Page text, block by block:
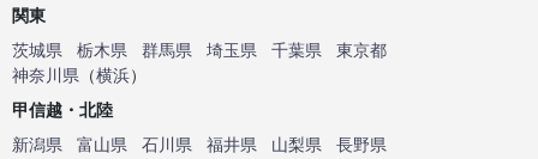
関東
茨城県
栃木県 群馬県 埼玉県 千葉県
東京都
神奈川県 （横浜）
甲信越・北陸
新潟県
富山県 石川県 福井県 山梨県
長野県